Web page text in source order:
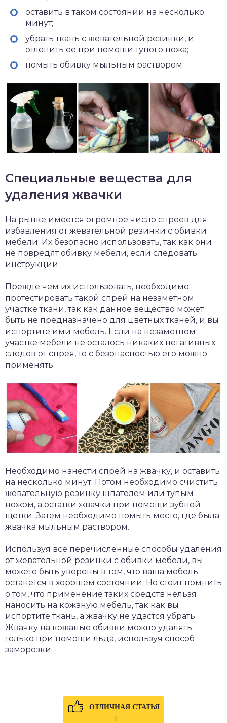
оставить в таком состоянии на несколько
минут;
убрать ткань с жевательной резинки, и
отлепить ее при помощи тупого ножа;
помыть обивку мыльным раствором.
Специальные вещества для
удаления жвачки
На рынке имеется огромное число спреев для
избавления от жевательной резинки с обивки
мебели. Их безопасно использовать, так как они
не повредят обивку мебели, если следовать
инструкции.
Прежде чем их использовать, необходимо
протестировать такой спрей на незаметном
участке ткани, так как данное вещество может
быть не предназначено для цветных тканей, и вы
испортите ими мебель. Если на незаметном
участке мебели не осталось никаких негативных
следов от спрея, то с безопасностью его можно
применять.
Необходимо нанести спрей на жвачку, и оставить
на несколько минут. Потом необходимо счистить
жевательную резинку шпателем или тупым
ножом, а остатки жвачки при помощи зубной
щетки. Затем необходимо помыть место, где была
жвачка мыльным раствором.
Используя все перечисленные способы удаления
от жевательной резинки с обивки мебели, вы
можете быть уверены в том, что ваша мебель
останется в хорошем состоянии. Но стоит помнить
о том, что применение таких средств нельзя
наносить на кожаную мебель, так как вы
испортите ткань, а жвачку не удастся убрать.
Жвачку на кожаные обивки можно удалять
только при помощи льда, используя способ
заморозки.
ОТЛИЧНАЯ СТАТЬЯ
0